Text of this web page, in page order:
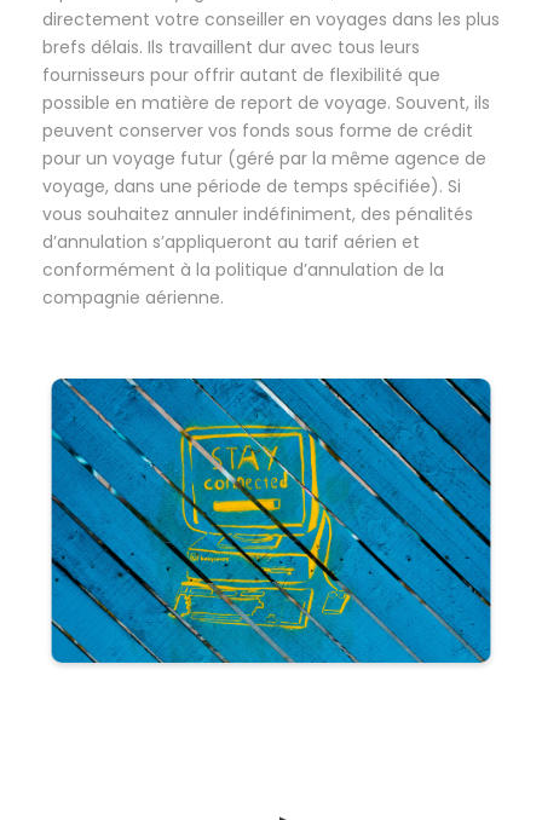
directement votre conseiller en voyages dans les plus
brefs délais. Ils travaillent dur avec tous leurs
fournisseurs pour offrir autant de flexibilité que
possible en matière de report de voyage. Souvent, ils
peuvent conserver vos fonds sous forme de crédit
pour un voyage futur (géré par la même agence de
voyage, dans une période de temps spécifiée). Si
vous souhaitez annuler indéfiniment, des pénalités
d’annulation s’appliqueront au tarif aérien et
conformément à la politique d’annulation de la
compagnie aérienne.